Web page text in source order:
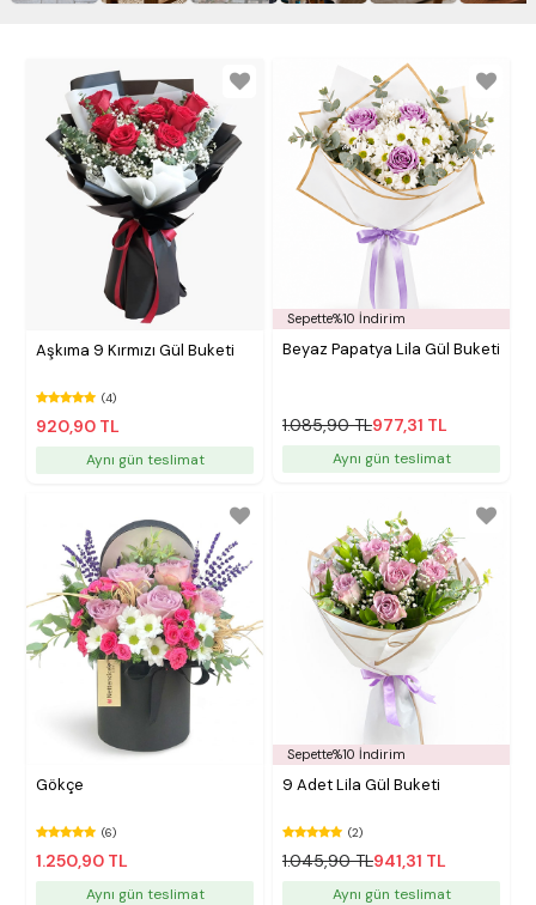
Aşkıma 9 Kırmızı Gül Buketi
(4)
920,90 TL
Aynı gün teslimat
Sepette%10 İndirim
Beyaz Papatya Lila Gül Buketi
1.085,90 TL977,31 TL
Aynı gün teslimat
Gökçe
(6)
1.250,90 TL
Aynı gün teslimat
Sepette%10 İndirim
9 Adet Lila Gül Buketi
(2)
1.045,90 TL941,31 TL
Aynı gün teslimat